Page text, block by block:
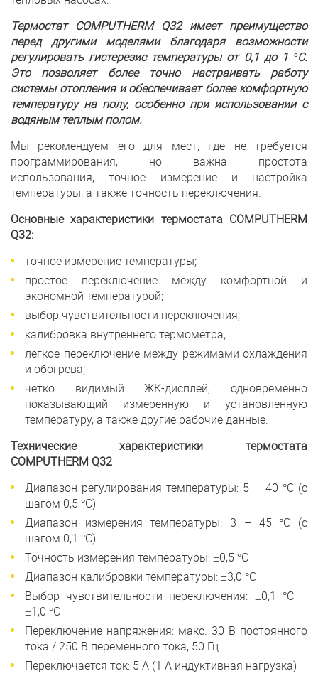
Термостат COMPUTHERM Q32 имеет преимущество
перед другими моделями благодаря возможности
регулировать гистерезис температуры от 0,1 до 1 °C.
Это позволяет более точно настраивать работу
системы отопления и обеспечивает более комфортную
температуру на полу, особенно при использовании с
водяным теплым полом.
Мы рекомендуем его для мест, где не требуется
программирования, но важна простота
использования, точное измерение и настройка
температуры, а также точность переключения.
Основные характеристики термостата COMPUTHERM
Q32:
точное измерение температуры;
простое переключение между комфортной и
экономной температурой;
выбор чувствительности переключения;
калибровка внутреннего термометра;
легкое переключение между режимами охлаждения
и обогрева;
четко видимый ЖК-дисплей, одновременно
показывающий измеренную и установленную
температуру, а также другие рабочие данные.
Технические характеристики термостата
COMPUTHERM Q32
Диапазон регулирования температуры: 5 – 40 °C (с
шагом 0,5 °C)
Диапазон измерения температуры: 3 – 45 °C (с
шагом 0,1 °C)
Точность измерения температуры: ±0,5 °C
Диапазон калибровки температуры: ±3,0 °C
Выбор чувствительности переключения: ±0,1 °C –
±1,0 °C
Переключение напряжения: макс. 30 В постоянного
тока / 250 В переменного тока, 50 Гц
Переключается ток: 5 A (1 A индуктивная нагрузка)